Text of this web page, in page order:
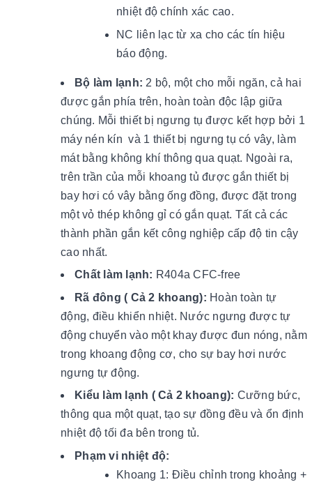
nhiệt độ chính xác cao.
NC liên lạc từ xa cho các tín hiệu
báo động.
Bộ làm lạnh: 2 bộ, một cho mỗi ngăn, cả hai
được gắn phía trên, hoàn toàn độc lập giữa
chúng. Mỗi thiết bị ngưng tụ được kết hợp bởi 1
máy nén kín và 1 thiết bị ngưng tụ có vây, làm
mát bằng không khí thông qua quạt. Ngoài ra,
trên trần của mỗi khoang tủ được gắn thiết bị
bay hơi có vây bằng ống đồng, được đặt trong
một vỏ thép không gỉ có gắn quạt. Tất cả các
thành phần gắn kết công nghiệp cấp độ tin cậy
cao nhất.
Chất làm lạnh: R404a CFC-free
Rã đông ( Cả 2 khoang): Hoàn toàn tự
động, điều khiển nhiệt. Nước ngưng được tự
động chuyển vào một khay được đun nóng, nằm
trong khoang động cơ, cho sự bay hơi nước
ngưng tự động.
Kiểu làm lạnh ( Cả 2 khoang): Cưỡng bức,
thông qua một quạt, tạo sự đồng đều và ổn định
nhiệt độ tối đa bên trong tủ.
Phạm vi nhiệt độ:
Khoang 1: Điều chỉnh trong khoảng +